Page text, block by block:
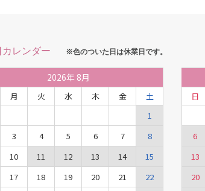
カレンダー ※色のついた日は休業日です。
2026年 8月
月 火 水 木 金
土
1
3 4 5 6 7
8
10 11 12 13 14
15
17 18 19 20 21 22
日
6
13
20